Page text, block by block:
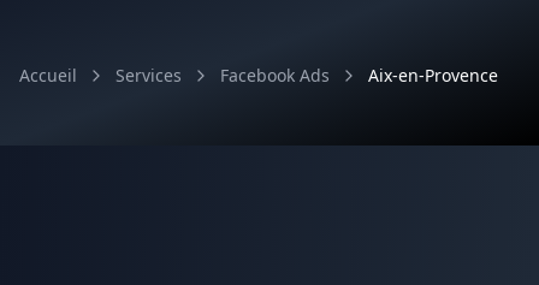
Accueil Services Facebook Ads Aix-en-Provence